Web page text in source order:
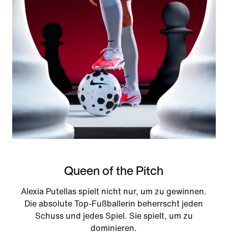
Queen of the Pitch
Alexia Putellas spielt nicht nur, um zu gewinnen.
Die absolute Top-Fußballerin beherrscht jeden
Schuss und jedes Spiel. Sie spielt, um zu
dominieren.